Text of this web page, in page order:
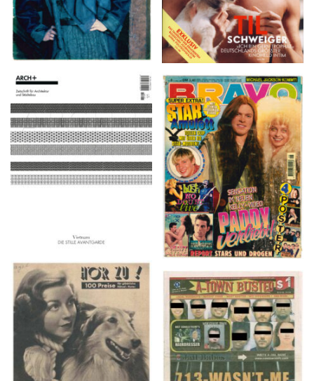
ARCH+ Nr. 226, Herbst
2016
BRAVO – Nr. 8, 13. Febr.
1997
HÖR ZU! – 1949,
NUMMER 10, Woche
vom 27. Februar bis 05.
März
A-TOWN BUSTED –
8/15/16–9/1/16